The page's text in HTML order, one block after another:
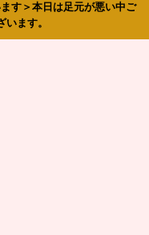
す＞本日は足元が悪い中ご
います。